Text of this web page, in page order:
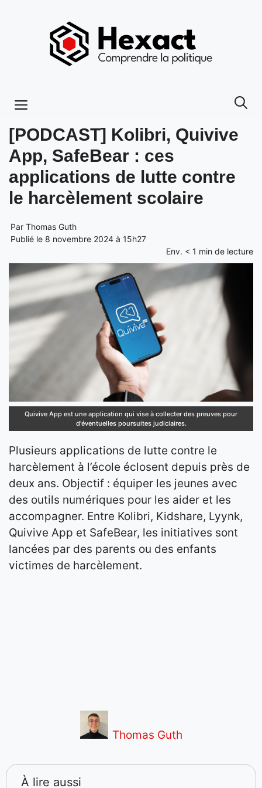
[PODCAST] Kolibri, Quivive
App, SafeBear : ces
applications de lutte contre
le harcèlement scolaire
Par Thomas Guth
Publié le 8 novembre 2024 à 15h27
Env. < 1 min de lecture
Quivive App est une application qui vise à collecter des preuves pour
d'éventuelles poursuites judiciaires.
Plusieurs applications de lutte contre le
harcèlement à l’école éclosent depuis près de
deux ans. Objectif : équiper les jeunes avec
des outils numériques pour les aider et les
accompagner. Entre Kolibri, Kidshare, Lyynk,
Quivive App et SafeBear, les initiatives sont
lancées par des parents ou des enfants
victimes de harcèlement.
Thomas Guth
À lire aussi